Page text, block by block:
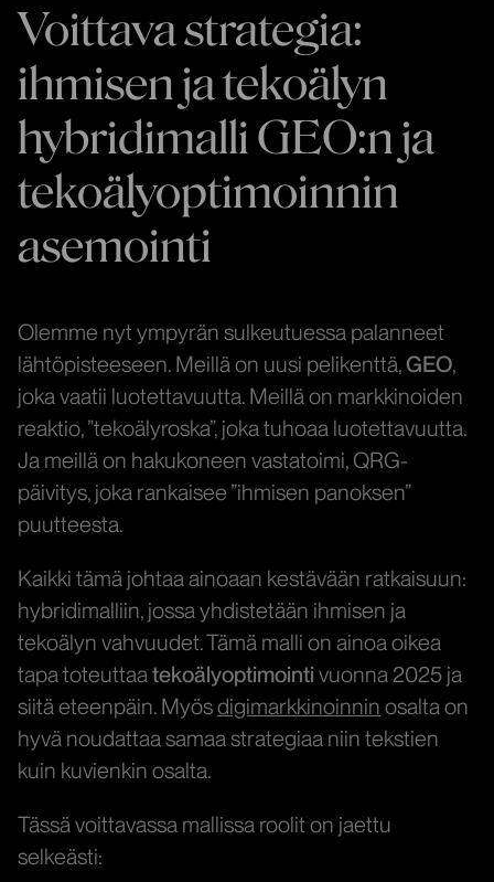
Voittava strategia:
ihmisen ja tekoälyn
hybridimalli GEO:n ja
tekoälyoptimoinnin
asemointi
Olemme nyt ympyrän sulkeutuessa palanneet
lähtöpisteeseen. Meillä on uusi pelikenttä,GEO,
joka vaatii luotettavuutta. Meillä on markkinoiden
reaktio, ”tekoälyroska”, joka tuhoaa luotettavuutta.
Ja meillä on hakukoneen vastatoimi, QRG-
päivitys, joka rankaisee ”ihmisen panoksen”
puutteesta.
Kaikki tämä johtaa ainoaan kestävään ratkaisuun:
hybridimalliin, jossa yhdistetään ihmisen ja
tekoälyn vahvuudet. Tämä malli on ainoa oikea
tapa toteuttaa tekoälyoptimointivuonna 2025 ja
siitä eteenpäin. Myösdigimarkkinoinnin osalta on
hyvä noudattaa samaa strategiaa niin tekstien
kuin kuvienkin osalta.
Tässä voittavassa mallissa roolit on jaettu
selkeästi: